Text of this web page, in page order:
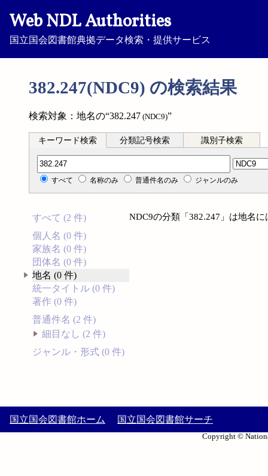
Web NDL Authorities
国立国会図書館典拠データ検索・提供サービス
382.247(NDC9) の検索結果
検索対象：地名の“382.247 (NDC9)”
キーワード検索 分類記号検索 識別子検索
分類記号検索
すべて 名称のみ 普通件名のみ ジャンルのみ
すべて (2 件)
個人名 (0 件)
家族名 (0 件)
団体名 (0 件)
地名 (0 件)
統一タイトル (0 件)
著作 (0 件)
普通件名 (2 件)
細目なし (2 件)
ジャンル・形式 (0 件)
NDC9の分類「382.247」は地名
国立国会図書館ホーム 国立国会図書館サーチ
Copyright ©